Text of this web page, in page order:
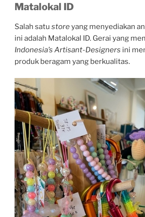
Matalokal ID
Salah satu storeyang menyediakan
ini adalah Matalokal ID. Gerai yang
Indonesia’s Artisant-Designers ini
produk beragam yang berkualitas.